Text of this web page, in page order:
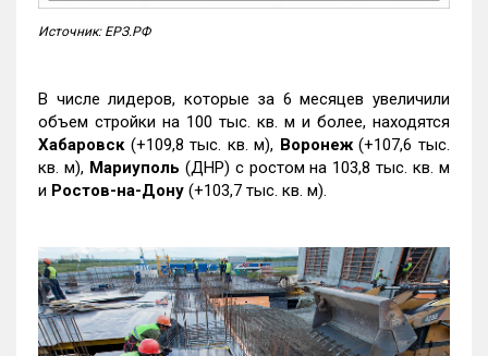
Источник: ЕРЗ.РФ
В числе лидеров, которые за 6 месяцев увеличили
объем стройки на 100 тыс. кв. м и более, находятся
Хабаровск (+109,8 тыс. кв. м), Воронеж(+107,6 тыс.
кв. м), Мариуполь (ДНР) с ростом на 103,8 тыс. кв. м
и Ростов-на-Дону (+103,7 тыс. кв. м).